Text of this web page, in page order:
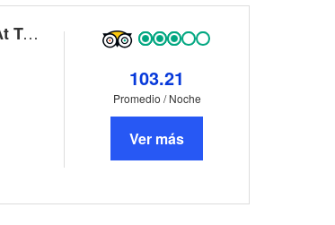
Country Inn & Suites By Carlson, Atlanta At Turner Field
103.21
Promedio / Noche
Ver más